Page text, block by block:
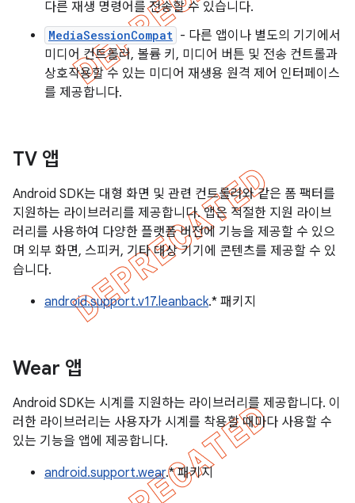
다른 재생 명령어를 전송할 수 있습니다.
MediaSessionCompat - 다른 앱이나 별도의 기기에서
미디어 컨트롤러, 볼륨 키, 미디어 버튼 및 전송 컨트롤과
상호작용할 수 있는 미디어 재생용 원격 제어 인터페이스
를 제공합니다.
TV 앱
Android SDK는 대형 화면 및 관련 컨트롤러와 같은 폼 팩터를
지원하는 라이브러리를 제공합니다. 앱은 적절한 지원 라이브
러리를 사용하여 다양한 플랫폼 버전에 기능을 제공할 수 있으
며 외부 화면, 스피커, 기타 대상 기기에 콘텐츠를 제공할 수 있
습니다.
android.support.v17.leanback.* 패키지
Wear 앱
Android SDK는 시계를 지원하는 라이브러리를 제공합니다. 이
러한 라이브러리는 사용자가 시계를 착용할 때마다 사용할 수
있는 기능을 앱에 제공합니다.
android.support.wear.* 패키지